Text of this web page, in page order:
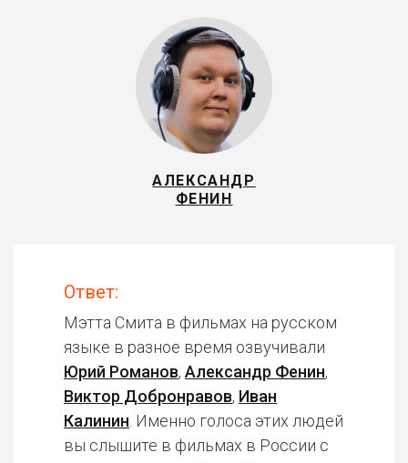
АЛЕКСАНДР
ФЕНИН
Ответ:
Мэтта Смита в фильмах на русском
языке в разное время озвучивали
Юрий Романов, Александр Фенин,
Виктор Добронравов, Иван
Калинин . Именно голоса этих людей
вы слышите в фильмах в России с